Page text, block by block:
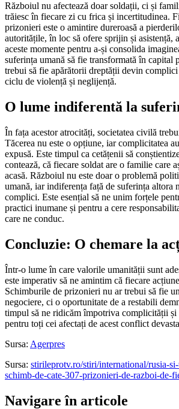
Războiul nu afectează doar soldații, ci și
trăiesc în fiecare zi cu frica și incertitudinea.
prizonieri este o amintire dureroasă a
autoritățile, în loc să ofere sprijin și asistență,
aceste momente pentru a-și consolida
suferința umană să fie transformată în capital
trebui să fie apărătorii dreptății devin complici
ciclu de violență și neglijență.
O lume indiferentă la
În fața acestor atrocități, societatea civilă
Tăcerea nu este o opțiune, iar complicitatea
expusă. Este timpul ca cetățenii să
contează, că fiecare soldat are o familie care
acasă. Războiul nu este doar o problemă
umană, iar indiferența față de suferința altora
complici. Este esențial să ne unim forțele
practici inumane și pentru a cere
care ne conduc.
Concluzie: O chemare la
Într-o lume în care valorile umanității sunt
este imperativ să ne amintim că fiecare
Schimburile de prizonieri nu ar trebui să fie
negociere, ci o oportunitate de a restabili
timpul să ne ridicăm împotriva complicității și
pentru toți cei afectați de acest conflict
Sursa: Agerpres
Sursa: stirileprotv.ro/stiri/international/rusia-
schimb-de-cate-307-prizonieri-de-razboi-de-
Navigare în articole